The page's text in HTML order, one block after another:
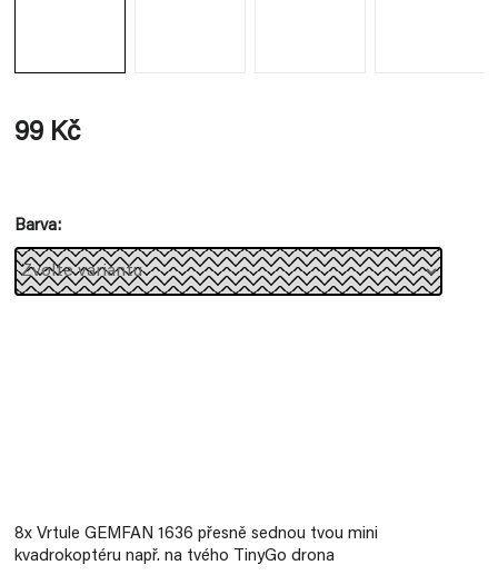
99 Kč
Barva
8x Vrtule GEMFAN 1636 přesně sednou tvou mini
kvadrokoptéru např. na tvého TinyGo drona